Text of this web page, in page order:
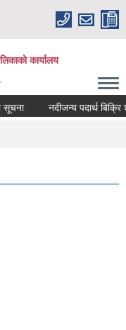
कार्यालय
सूचना नदीजन्य पदार्थ